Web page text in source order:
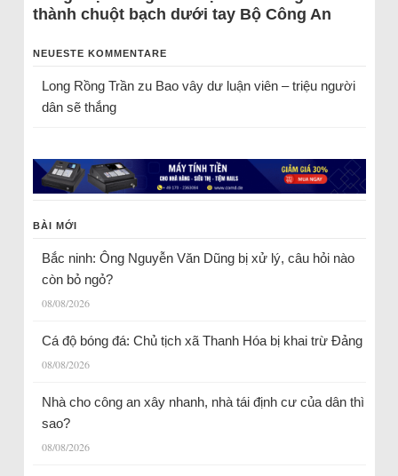
thành chuột bạch dưới tay Bộ Công An
NEUESTE KOMMENTARE
Long Rồng Trầnzu Bao vây dư luận viên – triệu người
dân sẽ thắng
BÀI MỚI
Bắc ninh: Ông Nguyễn Văn Dũng bị xử lý, câu hỏi nào
còn bỏ ngỏ?
08/08/2026
Cá độ bóng đá: Chủ tịch xã Thanh Hóa bị khai trừ Đảng
08/08/2026
Nhà cho công an xây nhanh, nhà tái định cư của dân thì
sao?
08/08/2026